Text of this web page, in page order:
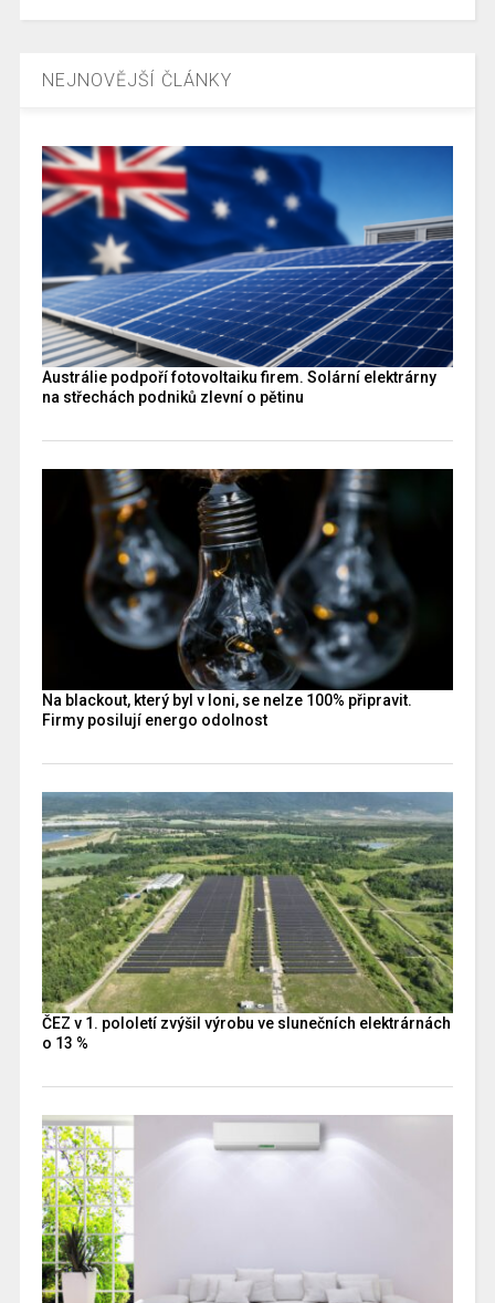
NEJNOVĚJŠÍ ČLÁNKY
Austrálie podpoří fotovoltaiku firem. Solární elektrárny
na střechách podniků zlevní o pětinu
Na blackout, který byl v loni, se nelze 100% připravit.
Firmy posilují energo odolnost
ČEZ v 1. pololetí zvýšil výrobu ve slunečních elektrárnách
o 13 %